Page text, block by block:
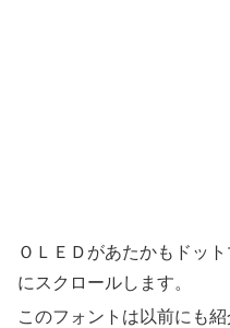
ＯＬＥＤがあたかもドッ
にスクロールします。
このフォントは以前にも